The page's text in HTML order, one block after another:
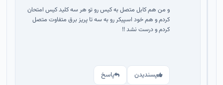
و من هم کابل متصل به کیس رو تو هر سه کلید کیس امتحان
کردم و هم خود اسپیکر رو به سه تا پریز برق متفاوت متصل
کردم و درست نشد !!
پسندیدن پاسخ